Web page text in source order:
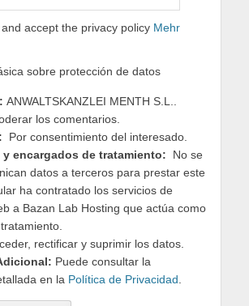
accept the privacy policy Mehr
sobre protección de datos
ANWALTSKANZLEI MENTH S.L..
los comentarios.
Por consentimiento del interesado.
encargados de tratamiento: No se
datos a terceros para prestar este
ha contratado los servicios de
a Bazan Lab Hosting que actúa como
rectificar y suprimir los datos.
Puede consultar la
en la Política de Privacidad